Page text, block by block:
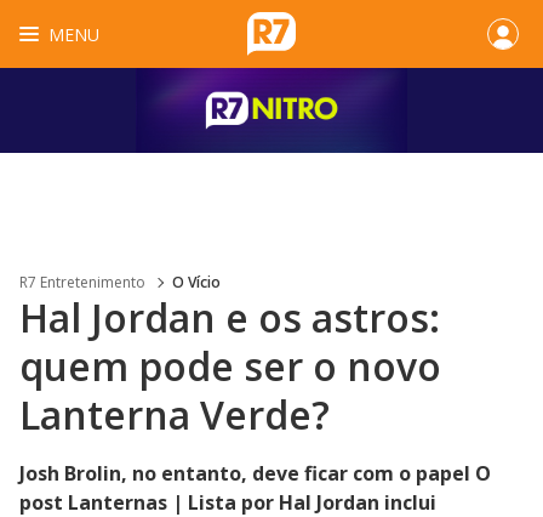
MENU
R7 Entretenimento O Vício
Hal Jordan e os astros:
quem pode ser o novo
Lanterna Verde?
Josh Brolin, no entanto, deve ficar com o papel O
post Lanternas | Lista por Hal Jordan inclui